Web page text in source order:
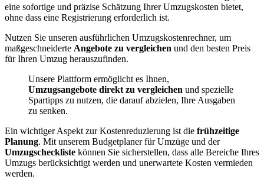
eine sofortige und präzise Schätzung Ihrer Umzugskosten bietet,
ohne dass eine Registrierung erforderlich ist.
Nutzen Sie unseren ausführlichen Umzugskostenrechner, um
maßgeschneiderte Angebote zu vergleichen und den besten Preis
für Ihren Umzug herauszufinden.
Unsere Plattform ermöglicht es Ihnen,
Umzugsangebote direkt zu vergleichen und spezielle
Spartipps zu nutzen, die darauf abzielen, Ihre Ausgaben
zu senken.
Ein wichtiger Aspekt zur Kostenreduzierung ist die frühzeitige
Planung. Mit unserem Budgetplaner für Umzüge und der
Umzugscheckliste können Sie sicherstellen, dass alle Bereiche Ihres
Umzugs berücksichtigt werden und unerwartete Kosten vermieden
werden.